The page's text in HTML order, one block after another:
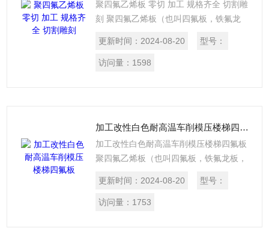
聚四氟乙烯板 零切 加工 规格齐全 切割雕
刻 聚四氟乙烯板（也叫四氟板，铁氟龙
板是由聚四氟乙烯树脂在常温下用模压法
成型，再经烧结、冷却而制成
更新时间： 2024-08-20 型号：
访问量： 1598
加工改性白色耐高温车削模压楼梯四氟板
加工改性白色耐高温车削模压楼梯四氟板
聚四氟乙烯板（也叫四氟板，铁氟龙板，
由聚四氟乙烯树脂在常温下用模压法成
型，再经烧结、冷却而制成。聚四氟乙烯
更新时间： 2024-08-20 型号：
访问量： 1753